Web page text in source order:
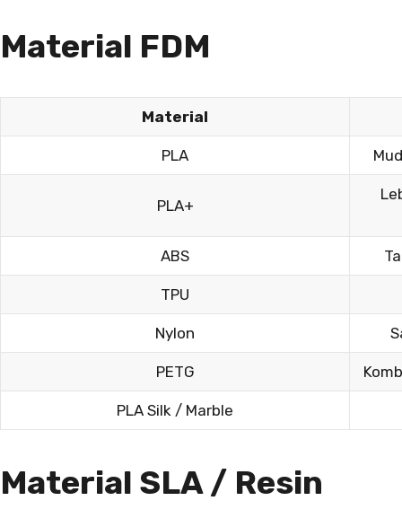
Material FDM
Material
PLA
PLA+
ABS
TPU
Nylon
PETG
PLA Silk / Marble
Material SLA / Resin